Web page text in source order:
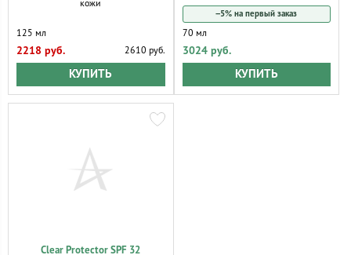
кожи
125 мл
2218 руб. 2610 руб.
КУПИТЬ
−5% на первый заказ
70 мл
3024 руб.
КУПИТЬ
Clear Protector SPF 32